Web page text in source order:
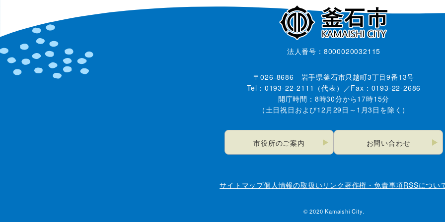
法人番号：8000020032115
〒026-8686 岩手県釜石市只越町3丁目9番13号
Tel：0193-22-2111（代表）／Fax：0193-22-2686
開庁時間：8時30分から17時15分
（土日祝日および12月29日～1月3日を除く）
市役所のご案内 お問い合わせ
サイトマップ個人情報の取扱いリンク著作権・免責事項RSSについ
© 2020 Kamaishi City.